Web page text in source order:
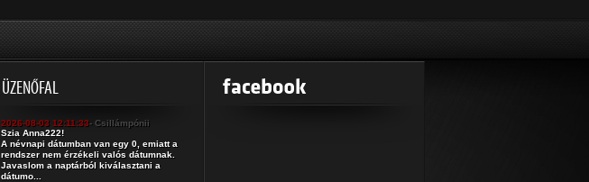
ÜZENŐFAL
2026-08-03 12:11:33- Csillámpónii
Szia Anna222!
A névnapi dátumban van egy 0, emiatt a
rendszer nem érzékeli valós dátumnak.
Javaslom a naptárból kiválasztani a
dátumo...